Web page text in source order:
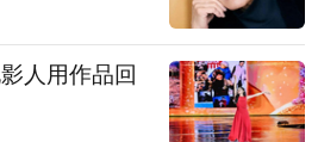
人用作品回